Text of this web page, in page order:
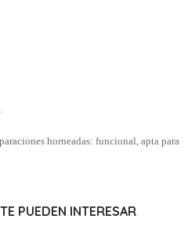
horneadas: funcional, apta para
PUEDEN INTERESAR